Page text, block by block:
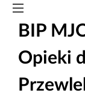
BIP
Opieki